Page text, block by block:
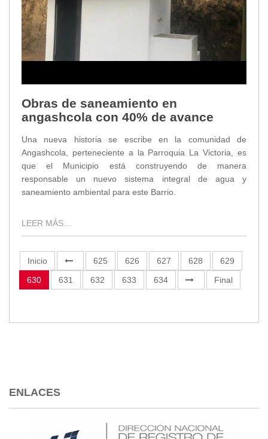
Obras de saneamiento en
angashcola con 40% de avance
Una nueva historia se escribe en la comunidad de
Angashcola, perteneciente a la Parroquia La Victoria, es
que el Municipio está construyendo de manera
responsable un nuevo sistema integral de agua y
saneamiento ambiental para este Barrio.
LEER MÁS...
Inicio 625 626 627 628
629
630
631 632 633 634 Final
ENLACES